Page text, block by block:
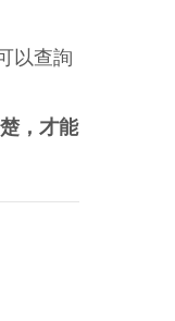
以查詢
，才能